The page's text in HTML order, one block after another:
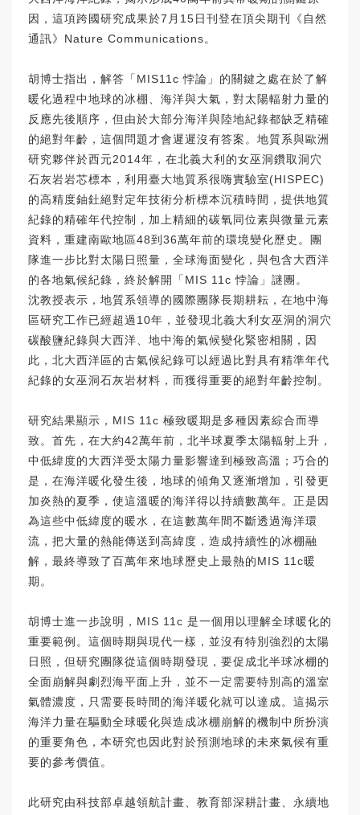
因，這項跨國研究成果於7月15日刊登在頂尖期刊《自然
通訊》Nature Communications。
胡博士指出，解答「MIS11c 悖論」的關鍵之處在於了解
暖化過程中地球的冰棚、海洋與大氣，對太陽輻射力量的
反應先後順序，但由於大部分海洋與陸地紀錄都缺乏精確
的絕對年齡，這個問題才會遲遲沒有答案。地質系與歐洲
研究夥伴於西元2014年，在北義大利的女巫洞鑽取洞穴
石灰岩岩芯標本，利用臺大地質系很嗨實驗室(HISPEC)
的高精度鈾釷絕對定年技術分析標本沉積時間，提供地質
紀錄的精確年代控制，加上精細的碳氧同位素與微量元素
資料，重建南歐地區48到36萬年前的環境變化歷史。團
隊進一步比對太陽日照量，全球海面變化，與包含大西洋
的各地氣候紀錄，終於解開「MIS 11c 悖論」謎團。
沈教授表示，地質系領導的國際團隊長期耕耘，在地中海
區研究工作已經超過10年，並發現北義大利女巫洞的洞穴
碳酸鹽紀錄與大西洋、地中海的氣候變化緊密相關，因
此，北大西洋區的古氣候紀錄可以經過比對具有精準年代
紀錄的女巫洞石灰岩材料，而獲得重要的絕對年齡控制。
研究結果顯示，MIS 11c 極致暖期是多種因素綜合而導
致。首先，在大約42萬年前，北半球夏季太陽輻射上升，
中低緯度的大西洋受太陽力量影響達到極致高溫；巧合的
是，在海洋暖化發生後，地球的傾角又逐漸增加，引發更
加炎熱的夏季，使這溫暖的海洋得以持續數萬年。正是因
為這些中低緯度的暖水，在這數萬年間不斷透過海洋環
流，把大量的熱能傳送到高緯度，造成持續性的冰棚融
解，最終導致了百萬年來地球歷史上最熱的MIS 11c暖
期。
胡博士進一步說明，MIS 11c 是一個用以理解全球暖化的
重要範例。這個時期與現代一樣，並沒有特別強烈的太陽
日照，但研究團隊從這個時期發現，要促成北半球冰棚的
全面崩解與劇烈海平面上升，並不一定需要特別高的溫室
氣體濃度，只需要長時間的海洋暖化就可以達成。這揭示
海洋力量在驅動全球暖化與造成冰棚崩解的機制中所扮演
的重要角色，本研究也因此對於預測地球的未來氣候有重
要的參考價值。
此研究由科技部卓越領航計畫、教育部深耕計畫、永續地